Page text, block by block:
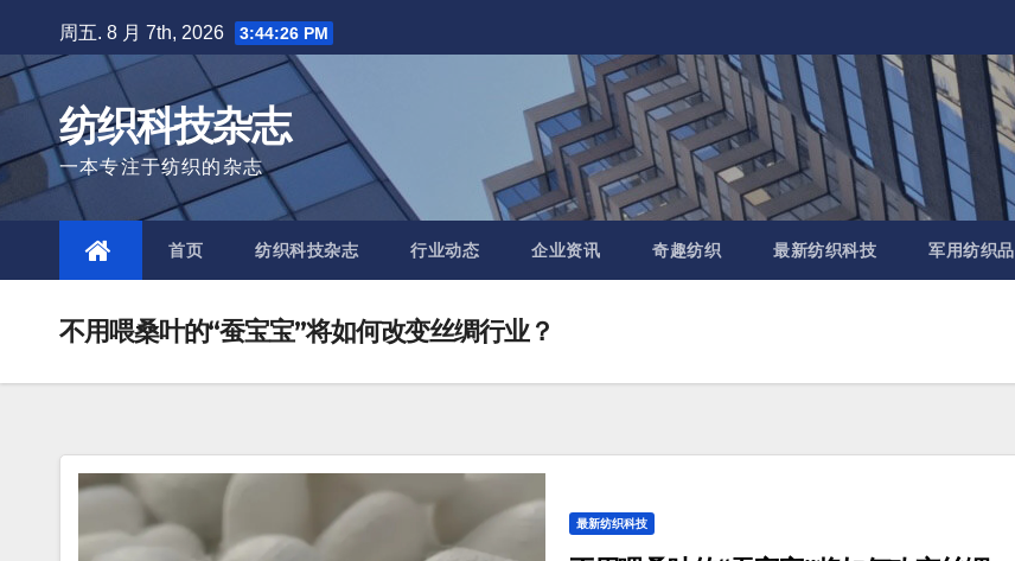
to
content
周五. 8 月 7th, 2026 3:44:28 PM
纺织科技杂志
一本专注于纺织的杂志
首页 纺织科技杂志 行业动态 企业资讯 奇趣纺织 最新纺织科技 军用纺织品
不用喂桑叶的“蚕宝宝”将如何改变丝绸行业？
最新纺织科技